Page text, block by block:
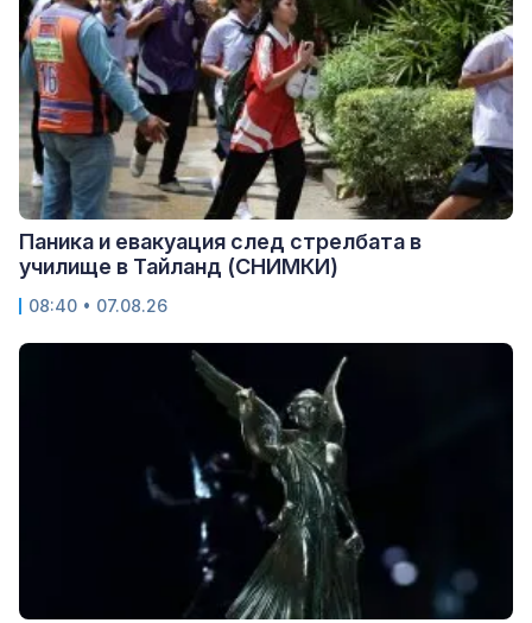
Паника и евакуация след стрелбата в
училище в Тайланд (СНИМКИ)
08:40 • 07.08.26